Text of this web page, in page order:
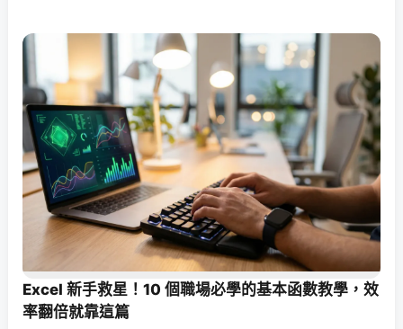
Excel 新手救星！10 個職場必學的基本函數教學，效
率翻倍就靠這篇